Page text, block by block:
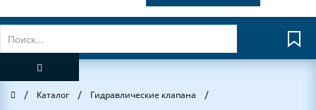
Главная
/ Каталог / Гидравлические клапана /